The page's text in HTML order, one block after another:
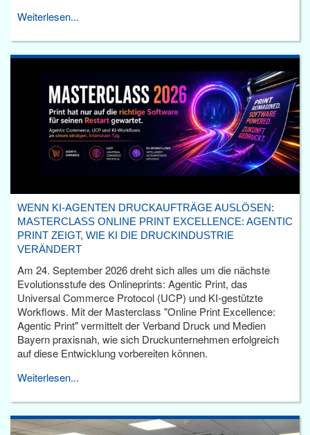
Weiterlesen...
WENN KI-AGENTEN DRUCKAUFTRÄGE AUSLÖSEN:
MASTERCLASS ONLINE PRINT EXCELLENCE: AGENTIC
PRINT ZEIGT, WIE KI DIE DRUCKINDUSTRIE
VERÄNDERT
Am 24. September 2026 dreht sich alles um die nächste
Evolutionsstufe des Onlineprints: Agentic Print, das
Universal Commerce Protocol (UCP) und KI-gestützte
Workflows. Mit der Masterclass "Online Print Excellence:
Agentic Print" vermittelt der Verband Druck und Medien
Bayern praxisnah, wie sich Druckunternehmen erfolgreich
auf diese Entwicklung vorbereiten können.
Weiterlesen...